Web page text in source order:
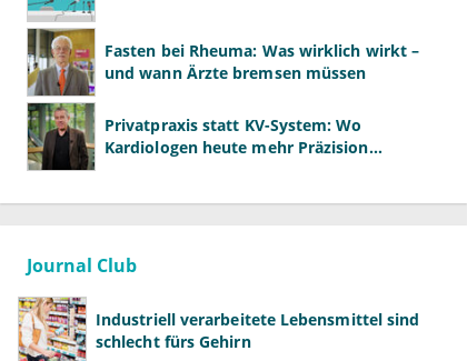
Fasten bei Rheuma: Was wirklich wirkt –
und wann Ärzte bremsen müssen
Privatpraxis statt KV-System: Wo
Kardiologen heute mehr Präzision
Journal Club
Industriell verarbeitete Lebensmittel sind
schlecht fürs Gehirn